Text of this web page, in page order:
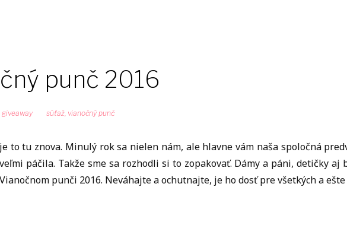
punč 2016
giveaway súťaž, vianočný punč
je to tu znova. Minulý rok sa nielen nám, ale hlavne vám naša spoločná
veľmi páčila. Takže sme sa rozhodli si to zopakovať. Dámy a páni, detičky aj
Vianočnom punči 2016. Neváhajte a ochutnajte, je ho dosť pre všetkých a